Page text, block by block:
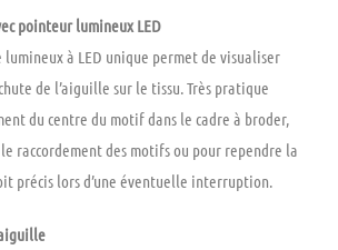
pointeur lumineux LED
lumineux à LED unique permet de visualiser
de l’aiguille sur le tissu. Très pratique
du centre du motif dans le cadre à broder,
raccordement des motifs ou pour rependre la
précis lors d’une éventuelle interruption.